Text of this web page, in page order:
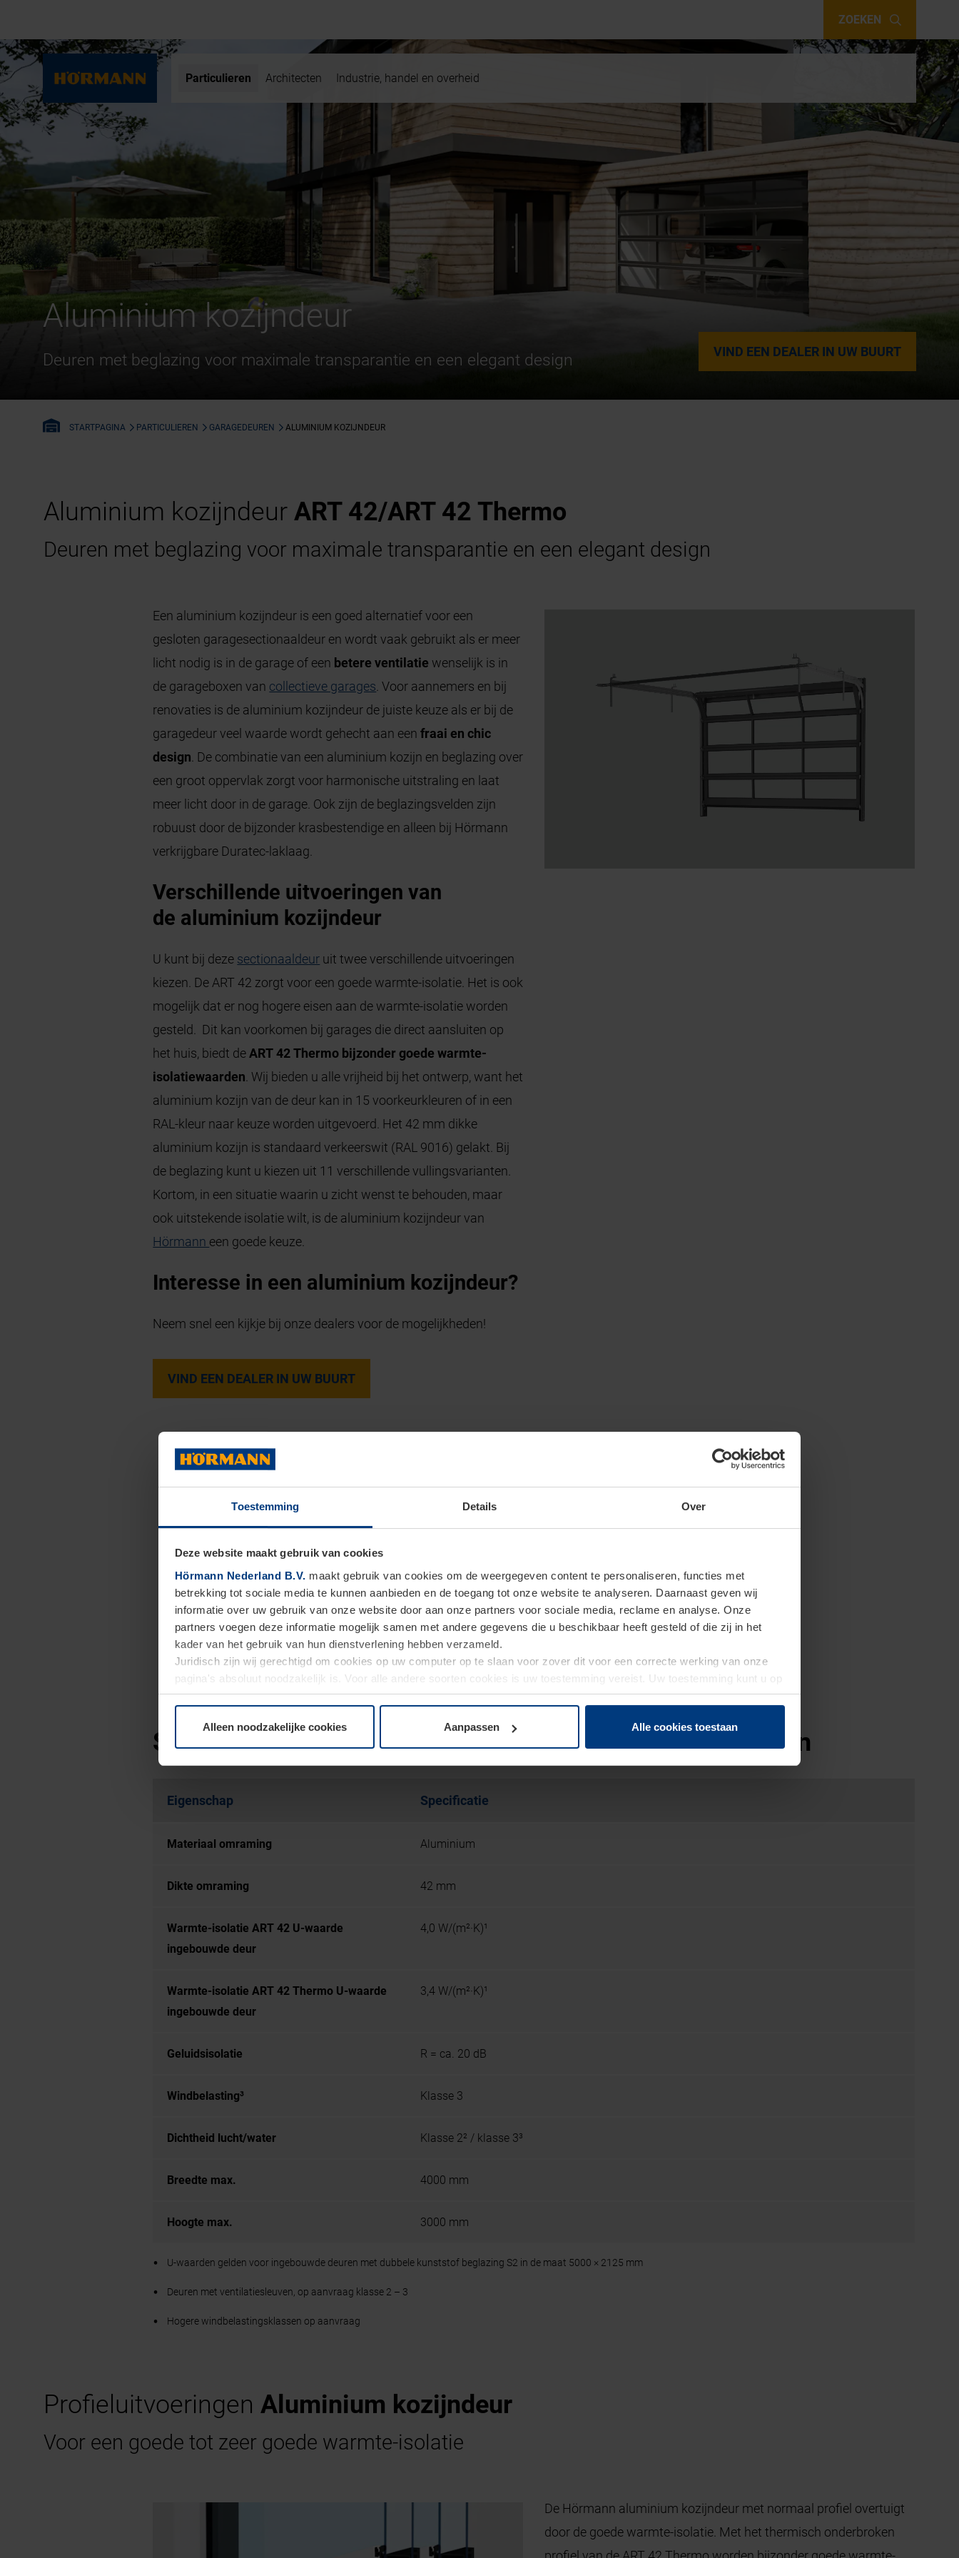
Toestemming Details Over
Deze website maakt gebruik van cookies
Hörmann Nederland B.V. maakt gebruik van cookies om de weergegeven content te personaliseren, functies met
betrekking tot sociale media te kunnen aanbieden en de toegang tot onze website te analyseren. Daarnaast geven wij
informatie over uw gebruik van onze website door aan onze partners voor sociale media, reclame en analyse. Onze
partners voegen deze informatie mogelijk samen met andere gegevens die u beschikbaar heeft gesteld of die zij in het
kader van het gebruik van hun dienstverlening hebben verzameld.
Juridisch zijn wij gerechtigd om cookies op uw computer op te slaan voor zover dit voor een correcte werking van onze
pagina's absoluut noodzakelijk is. Voor alle andere soorten cookies is uw toestemming vereist. Uw toestemming kunt u op
elk moment bij de uitleg van de cookies op paginaprivacyverklaringop onze website wijzigen of herroepen.
Alleen noodzakelijke cookies Aanpassen Alle cookies toestaan
ZOEKEN
Particulieren Architecten Industrie, handel en overheid
Aluminium kozijndeur
Deuren met beglazing voor maximale transparantie en een elegant design VIND EEN DEALER IN UW BUURT
STARTPAGINA PARTICULIEREN GARAGEDEUREN ALUMINIUM KOZIJNDEUR
Aluminium kozijndeurART 42/ART 42 Thermo
Deuren met beglazing voor maximale transparantie en een elegant design
Een aluminium kozijndeur is een goed alternatief voor een
gesloten garagesectionaaldeur en wordt vaak gebruikt als er meer
licht nodig is in de garage of een betere ventilatie wenselijk is in
de garageboxen van collectieve garages. Voor aannemers en bij
renovaties is de aluminium kozijndeur de juiste keuze als er bij de
garagedeur veel waarde wordt gehecht aan eenfraai en chic
design. De combinatie van een aluminium kozijn en beglazing over
een groot oppervlak zorgt voor harmonische uitstraling en laat
meer licht door in de garage. Ook zijn de beglazingsvelden zijn
robuust door de bijzonder krasbestendige en alleen bij Hörmann
verkrijgbare Duratec-laklaag.
Verschillende uitvoeringen van
de aluminium kozijndeur
U kunt bij deze sectionaaldeur uit twee verschillende uitvoeringen
kiezen. De ART 42 zorgt voor een goede warmte-isolatie. Het is ook
mogelijk dat er nog hogere eisen aan de warmte-isolatie worden
gesteld. Dit kan voorkomen bij garages die direct aansluiten op
het huis, biedt deART 42 Thermo bijzonder goede warmte-
isolatiewaarden. Wij bieden u alle vrijheid bij het ontwerp, want het
aluminium kozijn van de deur kan in 15 voorkeurkleuren of in een
RAL-kleur naar keuze worden uitgevoerd. Het 42 mm dikke
aluminium kozijn is standaard verkeerswit (RAL 9016) gelakt. Bij
de beglazing kunt u kiezen uit 11 verschillende vullingsvarianten.
Kortom, in een situatie waarin u zicht wenst te behouden, maar
ook uitstekende isolatie wilt, is de aluminium kozijndeur van
Hörmann een goede keuze.
Interesse in een aluminium kozijndeur?
Neem snel een kijkje bij onze dealers voor de mogelijkheden!
VIND EEN DEALER IN UW BUURT
Specificaties ART 42 / ART 42 Thermo / ART 42 Vitraplan
Eigenschap Specificatie
Materiaal omraming Aluminium
Dikte omraming 42 mm
Warmte-isolatie ART 42 U-waarde
ingebouwde deur
4,0 W/(m²·K)¹
Warmte-isolatie ART 42 Thermo U-waarde
ingebouwde deur
3,4 W/(m²·K)¹
Geluidsisolatie R = ca. 20 dB
Windbelasting³ Klasse 3
Dichtheid lucht/water Klasse 2² / klasse 3³
Breedte max. 4000 mm
Hoogte max. 3000 mm
U-waarden gelden voor ingebouwde deuren met dubbele kunststof beglazing S2 in de maat 5000 × 2125 mm
Deuren met ventilatiesleuven, op aanvraag klasse 2 – 3
Hogere windbelastingsklassen op aanvraag
ProfieluitvoeringenAluminium kozijndeur
Voor een goede tot zeer goede warmte-isolatie
De Hörmann aluminium kozijndeur met normaal profiel overtuigt
door de goede warmte-isolatie. Met het thermisch onderbroken